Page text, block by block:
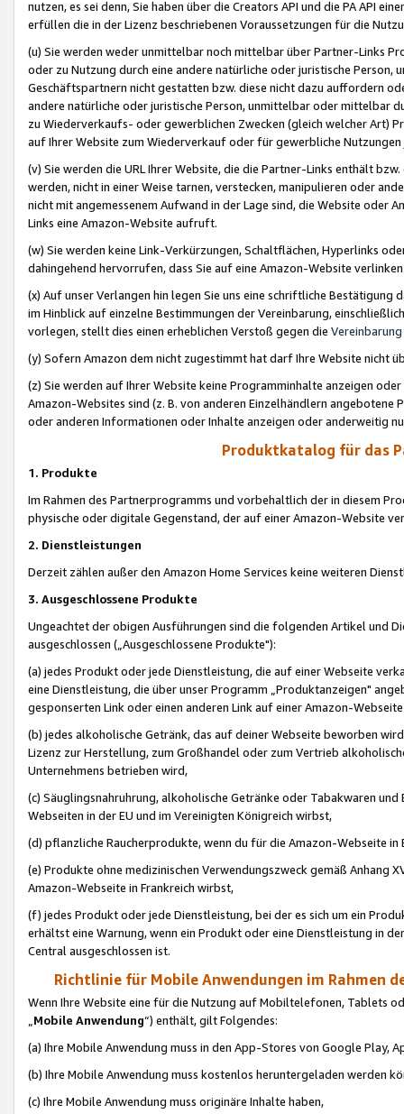
nutzen, es sei denn, Sie haben über die Creators API und die PA API
erfüllen die in der Lizenz beschriebenen Voraussetzungen für die
(u) Sie werden weder unmittelbar noch mittelbar über Partner-Links
oder zu Nutzung durch eine andere natürliche oder juristische
Geschäftspartnern nicht gestatten bzw. diese nicht dazu auffordern
andere natürliche oder juristische Person, unmittelbar oder mittelbar
zu Wiederverkaufs- oder gewerblichen Zwecken (gleich welcher Art)
auf Ihrer Website zum Wiederverkauf oder für gewerbliche
(v) Sie werden die URL Ihrer Website, die die Partner-Links enthält
werden, nicht in einer Weise tarnen, verstecken, manipulieren oder
nicht mit angemessenem Aufwand in der Lage sind, die Website oder
Links eine Amazon-Website aufruft.
(w) Sie werden keine Link-Verkürzungen, Schaltflächen, Hyperlinks
dahingehend hervorrufen, dass Sie auf eine Amazon-Website
(x) Auf unser Verlangen hin legen Sie uns eine schriftliche
im Hinblick auf einzelne Bestimmungen der Vereinbarung,
vorlegen, stellt dies einen erheblichen Verstoß gegen die Vereinbarung
(y) Sofern Amazon dem nicht zugestimmt hat darf Ihre Website nicht
(z) Sie werden auf Ihrer Website keine Programminhalte anzeigen
Amazon-Websites sind (z. B. von anderen Einzelhändlern
oder anderen Informationen oder Inhalte anzeigen oder anderweitig
Produktkatalog für das
1. Produkte
Im Rahmen des Partnerprogramms und vorbehaltlich der in diesem
physische oder digitale Gegenstand, der auf einer Amazon-Website
2. Dienstleistungen
Derzeit zählen außer den Amazon Home Services keine weiteren
3. Ausgeschlossene Produkte
Ungeachtet der obigen Ausführungen sind die folgenden Artikel und
ausgeschlossen („Ausgeschlossene Produkte"):
(a) jedes Produkt oder jede Dienstleistung, die auf einer Webseite
eine Dienstleistung, die über unser Programm „Produktanzeigen"
gesponserten Link oder einen anderen Link auf einer Amazon-
(b) jedes alkoholische Getränk, das auf deiner Webseite beworben
Lizenz zur Herstellung, zum Großhandel oder zum Vertrieb
Unternehmens betrieben wird,
(c) Säuglingsnahruhrung, alkoholische Getränke oder Tabakwaren
Webseiten in der EU und im Vereinigten Königreich wirbst,
(d) pflanzliche Raucherprodukte, wenn du für die Amazon-Webseite in
(e) Produkte ohne medizinischen Verwendungszweck gemäß Anhang
Amazon-Webseite in Frankreich wirbst,
(f) jedes Produkt oder jede Dienstleistung, bei der es sich um ein
erhältst eine Warnung, wenn ein Produkt oder eine Dienstleistung in
Central ausgeschlossen ist.
Richtlinie für Mobile Anwendungen im Rahmen
Wenn Ihre Website eine für die Nutzung auf Mobiltelefonen, Tablets
„Mobile Anwendung“) enthält, gilt Folgendes:
(a) Ihre Mobile Anwendung muss in den App-Stores von Google Play,
(b) Ihre Mobile Anwendung muss kostenlos heruntergeladen werden
(c) Ihre Mobile Anwendung muss originäre Inhalte haben,